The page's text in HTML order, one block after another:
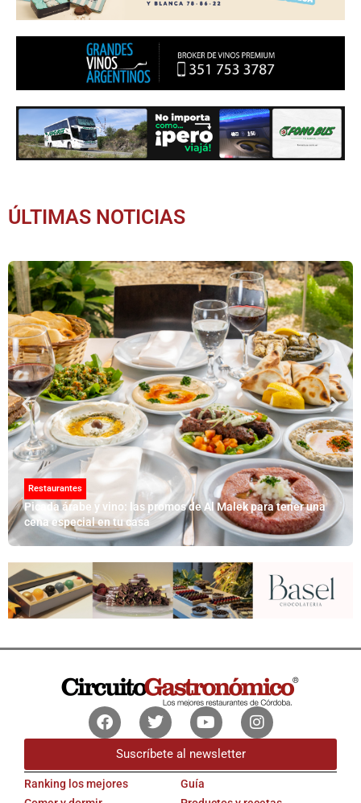
ÚLTIMAS NOTICIAS
Restaurantes
Picada árabe y vino: las promos de Al Malek para tener una
cena especial en tu casa
FacebookTwitterYoutubeInstagram
Suscríbete al newsletter
Ranking los mejores
Guía